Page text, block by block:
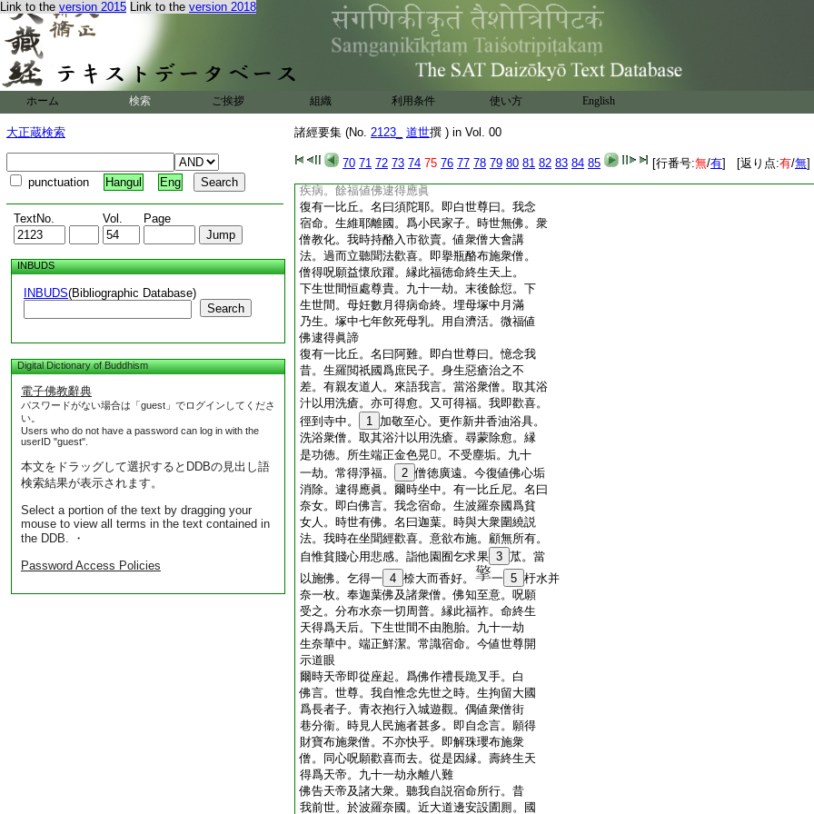
Link to the version 2015 Link to the version 2018
ホーム 検索 ご挨拶 組織 利用条件 使い方 English
大正蔵検索
punctuation Hangul Eng
TextNo. Vol. Page
INBUDS
INBUDS(Bibliographic Database)
Search
Digital Dictionary of Buddhism
電子佛教辭典
パスワードがない場合は「guest」でログインしてくださ
い。
Users who do not have a password can log in with the
userID "guest".
本文をドラッグして選択するとDDBの見出し語
検索結果が表示されます。
Select a portion of the text by dragging your
mouse to view all terms in the text contained in
the DDB. ・
Password Access Policies
諸經要集 (No. 2123_ 道世撰 ) in Vol. 00
70 71 72 73 74 75 76 77 78 79 80 81 82 83 84 85 [行番号:無/有] [返り点:有/無]
給衆僧。行路頓乏亦得止息。縁此功徳。命終
生天爲天帝釋。下生世間爲轉輪王。各三十
六返。典領天人九十一劫。足下生毛躡空而
遊。食福自然。今値世尊顧臨衆生。蠲我愚濁。
安以靜慧。生死栽枯。號曰眞人。功報 27 成諦
復有一比丘。名曰波拘盧。即白佛言。憶念我
昔。生拘那竭國爲長者子。時世無佛。衆僧教
化大會説法。我往聽法。聞法歡喜。將一藥果
名呵
28 梨勒。奉上衆僧。縁此果報命終生天。下
疾病。餘福値佛逮得應眞
復有一比丘。名曰須陀耶。即白世尊曰。我念
宿命。生維耶離國。爲小民家子。時世無佛。衆
僧教化。我時持酪入市欲賣。値衆僧大會講
法。過而立聽聞法歡喜。即擧瓶酪布施衆僧。
僧得呪願益懷欣躍。縁此福徳命終生天上。
下生世間恒處尊貴。九十一劫。末後餘愆。下
生世間。母妊數月得病命終。埋母塚中月滿
乃生。塚中七年飮死母乳。用自濟活。微福値
佛逮得眞諦
復有一比丘。名曰阿難。即白世尊曰。憶念我
昔。生羅閲祇國爲庶民子。身生惡瘡治之不
差。有親友道人。來語我言。當浴衆僧。取其浴
汁以用洗瘡。亦可得愈。又可得福。我即歡喜。
徑到寺中。
1 加敬至心。更作新井香油浴具。
洗浴衆僧。取其浴汁以用洗瘡。尋蒙除愈。縁
是功徳。所生端正金色晃𦸸。不受塵垢。九十
一劫。常得淨福。
2 僧徳廣遠。今復値佛心垢
消除。逮得應眞。爾時坐中。有一比丘尼。名曰
奈女。即白佛言。我念宿命。生波羅奈國爲貧
女人。時世有佛。名曰迦葉。時與大衆圍繞説
法。我時在坐聞經歡喜。意欲布施。顧無所有。
自惟貧賤心用悲感。詣他園囿乞求果 3 苽。當
以施佛。乞得一 4 㮈大而香好。 一 5 杅水并
奈一枚。奉迦葉佛及諸衆僧。佛知至意。呪願
受之。分布水奈一切周普。縁此福祚。命終生
天得爲天后。下生世間不由胞胎。九十一劫
生奈華中。端正鮮潔。常識宿命。今値世尊開
示道眼
爾時天帝即從座起。爲佛作禮長跪叉手。白
佛言。世尊。我自惟念先世之時。生拘留大國
爲長者子。青衣抱行入城遊觀。偶値衆僧街
巷分衞。時見人民施者甚多。即自念言。願得
財寶布施衆僧。不亦快乎。即解珠瓔布施衆
僧。同心呪願歡喜而去。從是因縁。壽終生天
得爲天帝。九十一劫永離八難
佛告天帝及諸大衆。聽我自説宿命所行。昔
我前世。於波羅奈國。近大道邊安設圊厠。國